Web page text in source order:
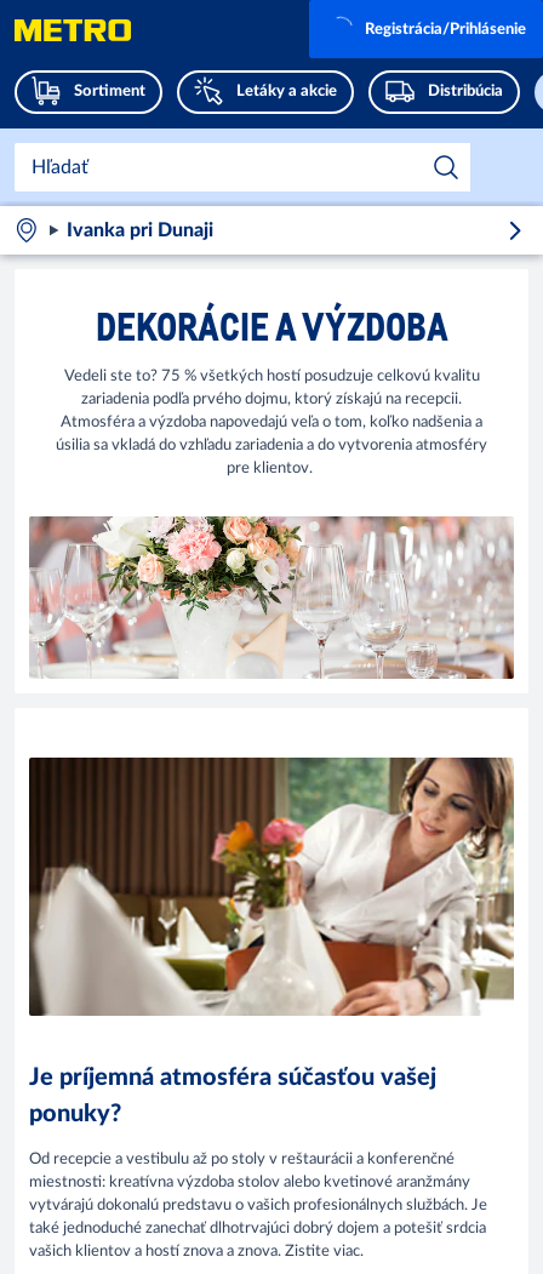
Sortiment Letáky a akcie Distribúcia
Registrácia/Prihlásenie
Ivanka pri Dunaji
DEKORÁCIE A VÝZDOBA
Vedeli ste to? 75 % všetkých hostí posudzuje celkovú kvalitu
zariadenia podľa prvého dojmu, ktorý získajú na recepcii.
Atmosféra a výzdoba napovedajú veľa o tom, koľko nadšenia a
úsilia sa vkladá do vzhľadu zariadenia a do vytvorenia atmosféry
pre klientov.
Je príjemná atmosféra súčasťou vašej
ponuky?
Od recepcie a vestibulu až po stoly v reštaurácii a konferenčné
miestnosti: kreatívna výzdoba stolov alebo kvetinové aranžmány
vytvárajú dokonalú predstavu o vašich profesionálnych službách. Je
také jednoduché zanechať dlhotrvajúci dobrý dojem a potešiť srdcia
vašich klientov a hostí znova a znova. Zistite viac.